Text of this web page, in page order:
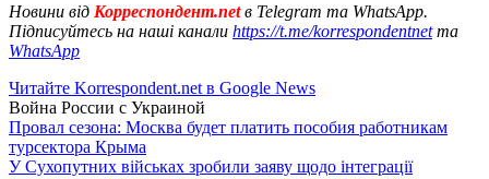
Новини від Корреспондент.netв Telegram та WhatsApp.
Підписуйтесь на наші канали https://t.me/korrespondentnetта
WhatsApp
Читайте Korrespondent.net в Google News
Война России с Украиной
Провал сезона: Москва будет платить пособия работникам
турсектора Крыма
У Сухопутних військах зробили заяву щодо інтеграції